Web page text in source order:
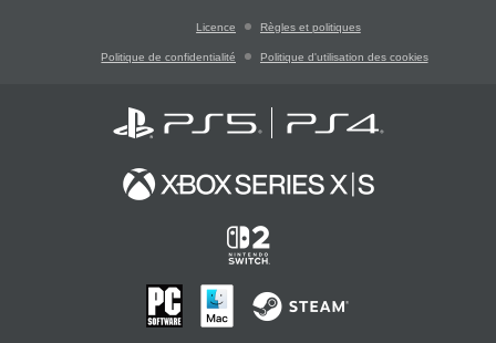
Licence Règles et politiques
Politique de confidentialité Politique d'utilisation des cookies